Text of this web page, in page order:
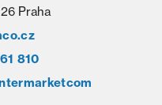
Praha
810